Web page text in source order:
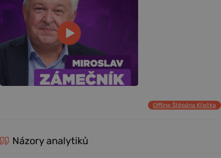
Offline Štěpána Křečka
Názory analytiků